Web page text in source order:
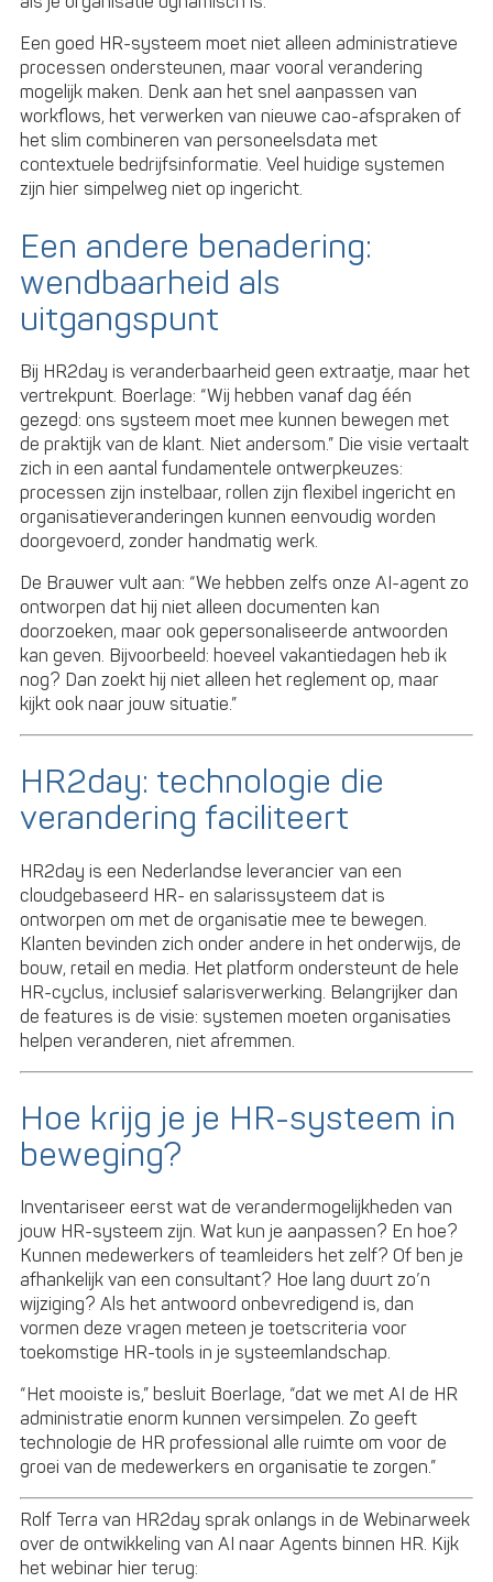
Een goed HR-systeem moet niet alleen administratieve
processen ondersteunen, maar vooral verandering
mogelijk maken. Denk aan het snel aanpassen van
workflows, het verwerken van nieuwe cao-afspraken of
het slim combineren van personeelsdata met
contextuele bedrijfsinformatie. Veel huidige systemen
zijn hier simpelweg niet op ingericht.
Een andere benadering:
wendbaarheid als
uitgangspunt
Bij HR2day is veranderbaarheid geen extraatje, maar het
vertrekpunt. Boerlage: “Wij hebben vanaf dag één
gezegd: ons systeem moet mee kunnen bewegen met
de praktijk van de klant. Niet andersom.” Die visie vertaalt
zich in een aantal fundamentele ontwerpkeuzes:
processen zijn instelbaar, rollen zijn flexibel ingericht en
organisatieveranderingen kunnen eenvoudig worden
doorgevoerd, zonder handmatig werk.
De Brauwer vult aan: “We hebben zelfs onze AI-agent zo
ontworpen dat hij niet alleen documenten kan
doorzoeken, maar ook gepersonaliseerde antwoorden
kan geven. Bijvoorbeeld: hoeveel vakantiedagen heb ik
nog? Dan zoekt hij niet alleen het reglement op, maar
kijkt ook naar jouw situatie.”
HR2day: technologie die
verandering faciliteert
HR2day is een Nederlandse leverancier van een
cloudgebaseerd HR- en salarissysteem dat is
ontworpen om met de organisatie mee te bewegen.
Klanten bevinden zich onder andere in het onderwijs, de
bouw, retail en media. Het platform ondersteunt de hele
HR-cyclus, inclusief salarisverwerking. Belangrijker dan
de features is de visie: systemen moeten organisaties
helpen veranderen, niet afremmen.
Hoe krijg je je HR-systeem in
beweging?
Inventariseer eerst wat de verandermogelijkheden van
jouw HR-systeem zijn. Wat kun je aanpassen? En hoe?
Kunnen medewerkers of teamleiders het zelf? Of ben je
afhankelijk van een consultant? Hoe lang duurt zo’n
wijziging? Als het antwoord onbevredigend is, dan
vormen deze vragen meteen je toetscriteria voor
toekomstige HR-tools in je systeemlandschap.
“Het mooiste is,” besluit Boerlage, “dat we met AI de HR
administratie enorm kunnen versimpelen. Zo geeft
technologie de HR professional alle ruimte om voor de
groei van de medewerkers en organisatie te zorgen.”
Rolf Terra van HR2day sprak onlangs in de Webinarweek
over de ontwikkeling van AI naar Agents binnen HR. Kijk
het webinar hier terug: